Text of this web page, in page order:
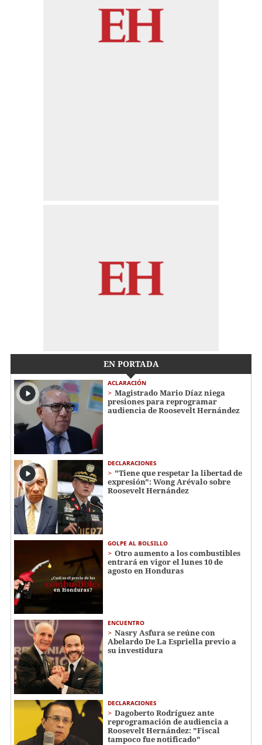
EN PORTADA
ACLARACIÓN
Magistrado Mario Díaz niega
presiones para reprogramar
audiencia de Roosevelt Hernández
DECLARACIONES
"Tiene que respetar la libertad de
expresión": Wong Arévalo sobre
Roosevelt Hernández
GOLPE AL BOLSILLO
Otro aumento a los combustibles
entrará en vigor el lunes 10 de
agosto en Honduras
ENCUENTRO
Nasry Asfura se reúne con
Abelardo De La Espriella previo a
su investidura
DECLARACIONES
Dagoberto Rodríguez ante
reprogramación de audiencia a
Roosevelt Hernández: "Fiscal
tampoco fue notificado"